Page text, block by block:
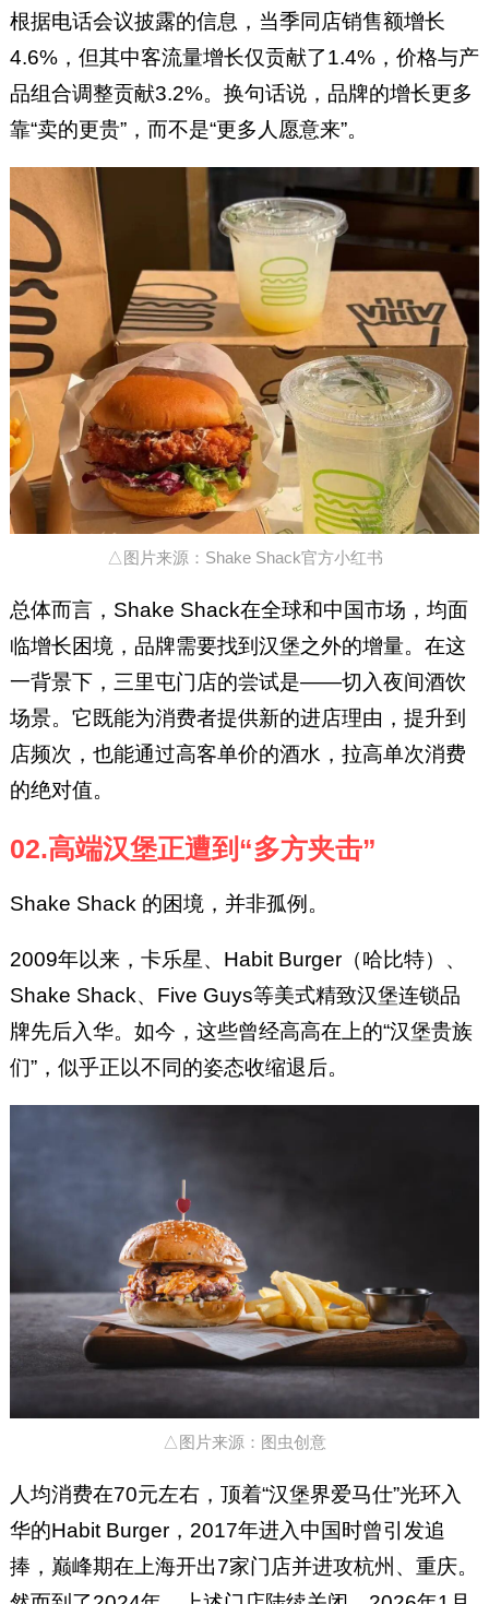
根据电话会议披露的信息，当季同店销售额增长
4.6%，但其中客流量增长仅贡献了1.4%，价格与产
品组合调整贡献3.2%。换句话说，品牌的增长更多
靠“卖的更贵”，而不是“更多人愿意来”。
△图片来源：Shake Shack官方小红书
总体而言，Shake Shack在全球和中国市场，均面
临增长困境，品牌需要找到汉堡之外的增量。在这
一背景下，三里屯门店的尝试是——切入夜间酒饮
场景。它既能为消费者提供新的进店理由，提升到
店频次，也能通过高客单价的酒水，拉高单次消费
的绝对值。
02.高端汉堡正遭到“多方夹击”
Shake Shack 的困境，并非孤例。
2009年以来，卡乐星、Habit Burger（哈比特）、
Shake Shack、Five Guys等美式精致汉堡连锁品
牌先后入华。如今，这些曾经高高在上的“汉堡贵族
们”，似乎正以不同的姿态收缩退后。
△图片来源：图虫创意
人均消费在70元左右，顶着“汉堡界爱马仕”光环入
华的Habit Burger，2017年进入中国时曾引发追
捧，巅峰期在上海开出7家门店并进攻杭州、重庆。